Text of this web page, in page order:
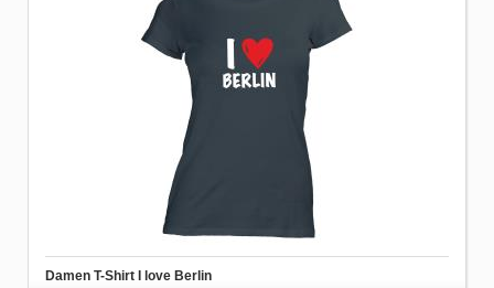
Damen T-Shirt I love Berlin